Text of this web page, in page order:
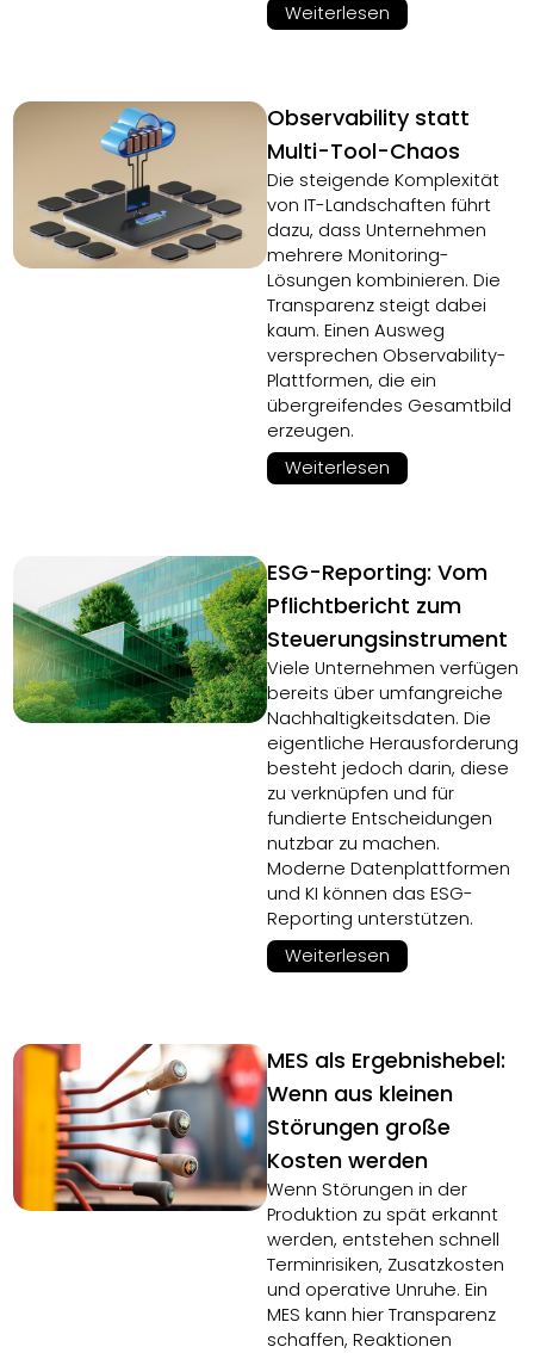
Weiterlesen
Observability statt
Multi-Tool-Chaos
Die steigende Komplexität
von IT-Landschaften führt
dazu, dass Unternehmen
mehrere Monitoring-
Lösungen kombinieren. Die
Transparenz steigt dabei
kaum. Einen Ausweg
versprechen Observability-
Plattformen, die ein
übergreifendes Gesamtbild
erzeugen.
Weiterlesen
ESG-Reporting: Vom
Pflichtbericht zum
Steuerungsinstrument
Viele Unternehmen verfügen
bereits über umfangreiche
Nachhaltigkeitsdaten. Die
eigentliche Herausforderung
besteht jedoch darin, diese
zu verknüpfen und für
fundierte Entscheidungen
nutzbar zu machen.
Moderne Datenplattformen
und KI können das ESG-
Reporting unterstützen.
Weiterlesen
MES als Ergebnishebel:
Wenn aus kleinen
Störungen große
Kosten werden
Wenn Störungen in der
Produktion zu spät erkannt
werden, entstehen schnell
Terminrisiken, Zusatzkosten
und operative Unruhe. Ein
MES kann hier Transparenz
schaffen, Reaktionen